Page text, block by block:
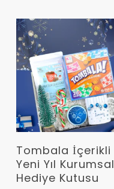
Devamını Oku
Tombala İçerikli
Yeni Yıl Kurumsal
Hediye Kutusu